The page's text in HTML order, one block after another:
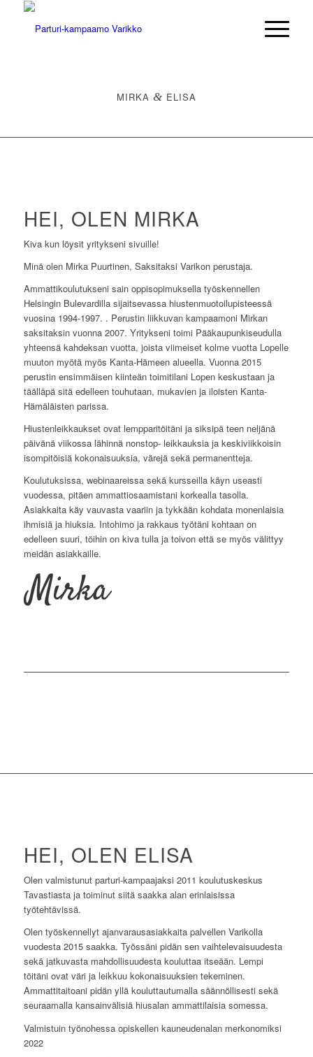
MIRKA & ELISA
HEI, OLEN MIRKA
Kiva kun löysit yritykseni sivuille!
Minä olen Mirka Puurtinen, Saksitaksi Varikon perustaja.
Ammattikoulutukseni sain oppisopimuksella työskennellen
Helsingin Bulevardilla sijaitsevassa hiustenmuotoilupisteessä
vuosina 1994-1997. . Perustin liikkuvan kampaamoni Mirkan
saksitaksin vuonna 2007. Yritykseni toimi Pääkaupunkiseudulla
yhteensä kahdeksan vuotta, joista viimeiset kolme vuotta Lopelle
muuton myötä myös Kanta-Hämeen alueella. Vuonna 2015
perustin ensimmäisen kiinteän toimitilani Lopen keskustaan ja
täälläpä sitä edelleen touhutaan, mukavien ja iloisten Kanta-
Hämäläisten parissa.
Hiustenleikkaukset ovat lempparitöitäni ja siksipä teen neljänä
päivänä viikossa lähinnä nonstop- leikkauksia ja keskiviikkoisin
isompitöisiä kokonaisuuksia, värejä sekä permanentteja.
Koulutuksissa, webinaareissa sekä kursseilla käyn useasti
vuodessa, pitäen ammattiosaamistani korkealla tasolla.
Asiakkaita käy vauvasta vaariin ja tykkään kohdata monenlaisia
ihmisiä ja hiuksia. Intohimo ja rakkaus työtäni kohtaan on
edelleen suuri, töihin on kiva tulla ja toivon että se myös välittyy
meidän asiakkaille.
HEI, OLEN ELISA
Olen valmistunut parturi-kampaajaksi 2011 koulutuskeskus
Tavastiasta ja toiminut siitä saakka alan erinlaisissa
työtehtävissä.
Olen työskennellyt ajanvarausasiakkaita palvellen Varikolla
vuodesta 2015 saakka. Työssäni pidän sen vaihtelevaisuudesta
sekä jatkuvasta mahdollisuudesta kouluttaa itseään. Lempi
töitäni ovat väri ja leikkuu kokonaisuuksien tekeminen.
Ammattitaitoani pidän yllä kouluttautumalla säännöllisesti sekä
seuraamalla kansainvälisiä hiusalan ammattilaisia somessa.
Valmistuin työnohessa opiskellen kauneudenalan merkonomiksi
2022